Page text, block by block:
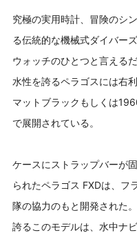
究極の実用時計、冒険のシ
る伝統的な機械式ダイバー
ウォッチのひとつと言える
水性を誇るペラゴスには右
マットブラックもしくは
で展開されている。
ケースにストラップバーが
られたペラゴス FXDは、フ
隊の協力のもと開発された
誇るこのモデルは、水中ナ